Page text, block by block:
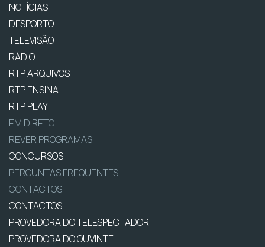
NOTÍCIAS
DESPORTO
TELEVISÃO
RÁDIO
RTP ARQUIVOS
RTP ENSINA
RTP PLAY
EM DIRETO
REVER PROGRAMAS
CONCURSOS
PERGUNTAS FREQUENTES
CONTACTOS
CONTACTOS
PROVEDORA DO TELESPECTADOR
PROVEDORA DO OUVINTE